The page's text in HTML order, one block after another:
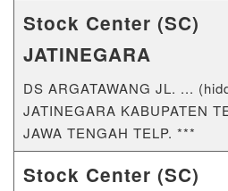
Stock Center (SC)
JATINEGARA
DS ARGATAWANG JL. ...
JATINEGARA KABUPATEN
JAWA TENGAH TELP. ***
Stock Center (SC)